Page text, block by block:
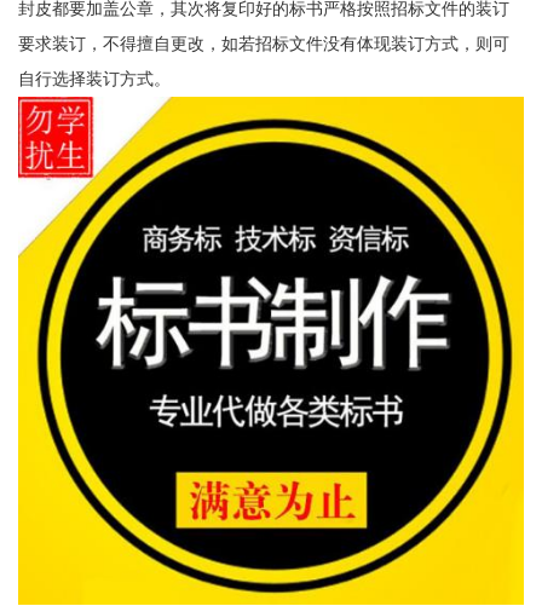
封皮都要加盖公章，其次将复印好的标书严格按照招标文件的装订
要求装订，不得擅自更改，如若招标文件没有体现装订方式，则可
自行选择装订方式。